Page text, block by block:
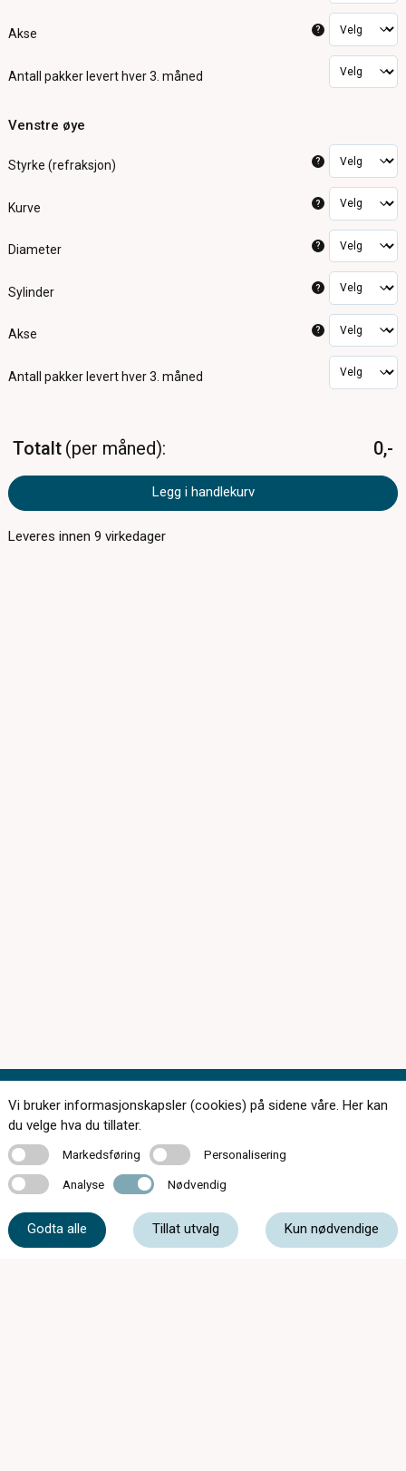
Akse ?
Antall pakker levert hver 3. måned
Venstre øye
Styrke (refraksjon) ?
Kurve ?
Diameter ?
Sylinder ?
Akse ?
Antall pakker levert hver 3. måned
Totalt per måned 0,-
Legg i handlekurv
Leveres innen9 virkedager
Kontakt oss
Vi bruker informasjonskapsler (cookies) på sidene våre. Her kan
du velge hva du tillater.
MarkedsføringMarkedsføring PersonaliseringPersonalisering
Analyse Analyse Nødvendig Nødvendig
Godta alle Tillat utvalg Kun nødvendige